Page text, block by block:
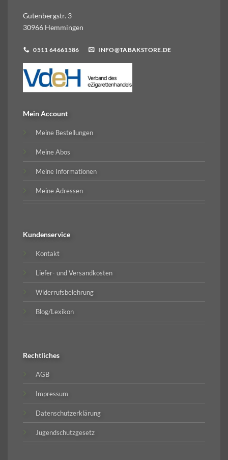
Gutenbergstr. 3
30966 Hemmingen
0511 64661586 INFO@TABAKSTORE.DE
Mein Account
Meine Bestellungen
Meine Abos
Meine Informationen
Meine Adressen
Kundenservice
Kontakt
Liefer- und Versandkosten
Widerrufsbelehrung
Blog/Lexikon
Rechtliches
AGB
Impressum
Datenschutzerklärung
Jugendschutzgesetz